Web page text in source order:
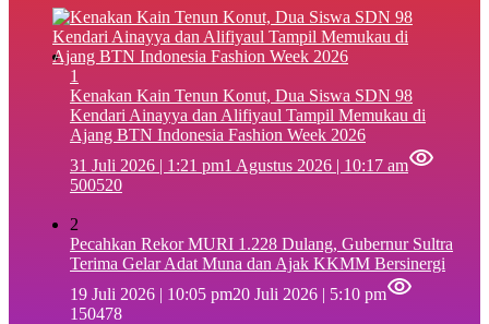
1
‎Kenakan Kain Tenun Konut, Dua Siswa SDN 98
Kendari Ainayya dan Alifiyaul Tampil Memukau di
Ajang BTN Indonesia Fashion Week 2026
31 Juli 2026 | 1:21 pm1 Agustus 2026 | 10:17 am
500520
2
Pecahkan Rekor MURI 1.228 Dulang, Gubernur Sultra
Terima Gelar Adat Muna dan Ajak KKMM Bersinergi
19 Juli 2026 | 10:05 pm20 Juli 2026 | 5:10 pm
150478